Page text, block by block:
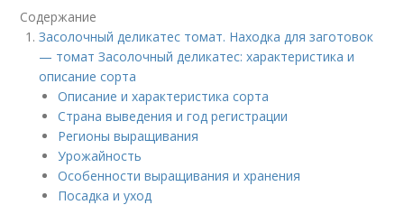
Содержание
Засолочный деликатес томат. Находка для заготовок
— томат Засолочный деликатес: характеристика и
описание сорта
Описание и характеристика сорта
Страна выведения и год регистрации
Регионы выращивания
Урожайность
Особенности выращивания и хранения
Посадка и уход